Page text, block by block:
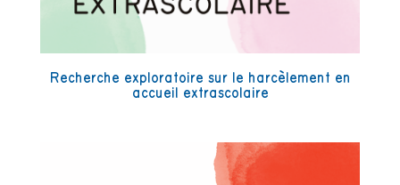
Recherche exploratoire sur le harcèlement en
accueil extrascolaire